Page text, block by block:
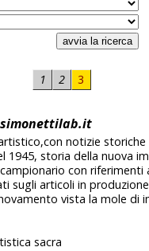
1
2 3
notizie storiche
1945, storia della nuova
con riferimenti
sugli articoli in
vista la mole di
sacra